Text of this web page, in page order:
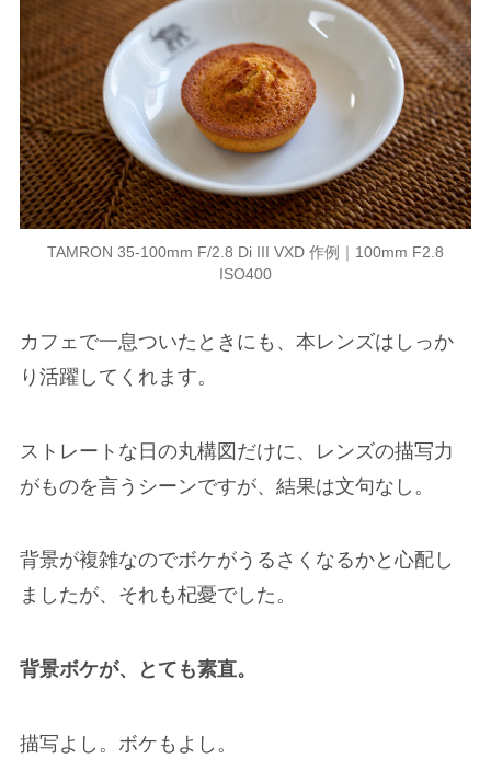
TAMRON 35-100mm F/2.8 Di III VXD 作例｜100mm F2.8
ISO400
カフェで一息ついたときにも、本レンズはしっか
り活躍してくれます。
ストレートな日の丸構図だけに、レンズの描写力
がものを言うシーンですが、結果は文句なし。
背景が複雑なのでボケがうるさくなるかと心配し
ましたが、それも杞憂でした。
背景ボケが、とても素直。
描写よし。ボケもよし。